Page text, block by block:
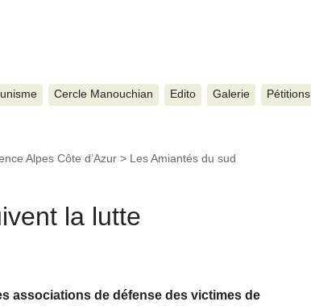
Cercle Manouchian Edito Galerie Pétitions
Alpes Côte d’Azur > Les Amiantés du sud
la lutte
associations de défense des victimes de